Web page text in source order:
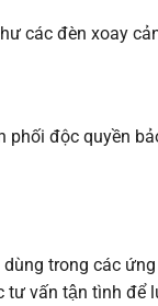
các đèn xoay
phối độc quyền
trong các
tư vấn tận tình để